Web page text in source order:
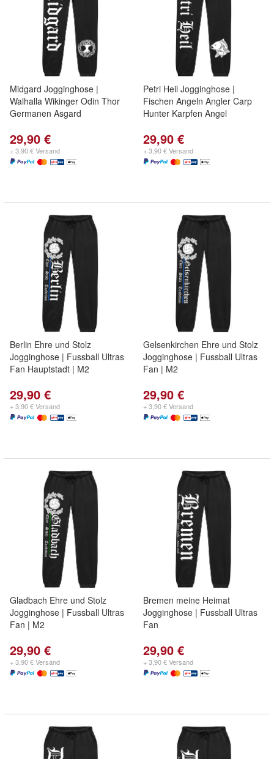
Midgard Jogginghose |
Walhalla Wikinger Odin Thor
Germanen Asgard
29,90 €
+ 3,90 € Versand
Petri Heil Jogginghose |
Fischen Angeln Angler Carp
Hunter Karpfen Angel
29,90 €
+ 3,90 € Versand
Berlin Ehre und Stolz
Jogginghose | Fussball Ultras
Fan Hauptstadt | M2
29,90 €
+ 3,90 € Versand
Gelsenkirchen Ehre und Stolz
Jogginghose | Fussball Ultras
Fan | M2
29,90 €
+ 3,90 € Versand
Gladbach Ehre und Stolz
Jogginghose | Fussball Ultras
Fan | M2
29,90 €
+ 3,90 € Versand
Bremen meine Heimat
Jogginghose | Fussball Ultras
Fan
29,90 €
+ 3,90 € Versand